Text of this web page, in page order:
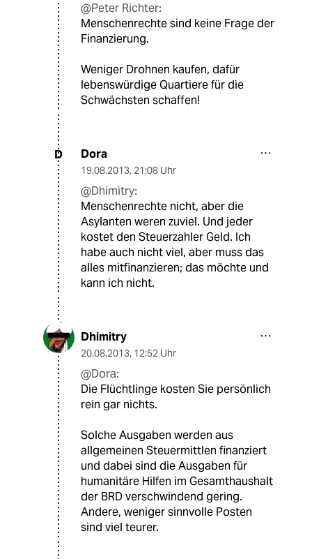
@Peter Richter:
Menschenrechte sind keine Frage der
Finanzierung.
Weniger Drohnen kaufen, dafür
lebenswürdige Quartiere für die
Schwächsten schaffen!
D Dora
19.08.2013, 21:08 Uhr
@Dhimitry:
Menschenrechte nicht, aber die
Asylanten weren zuviel. Und jeder
kostet den Steuerzahler Geld. Ich
habe auch nicht viel, aber muss das
alles mitfinanzieren; das möchte und
kann ich nicht.
Dhimitry
20.08.2013, 12:52 Uhr
@Dora:
Die Flüchtlinge kosten Sie persönlich
rein gar nichts.
Solche Ausgaben werden aus
allgemeinen Steuermittlen finanziert
und dabei sind die Ausgaben für
humanitäre Hilfen im Gesamthaushalt
der BRD verschwindend gering.
Andere, weniger sinnvolle Posten
sind viel teurer.